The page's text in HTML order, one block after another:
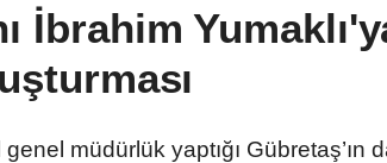
İbrahim
genel müdürlük yaptığı Gübretaş’ın